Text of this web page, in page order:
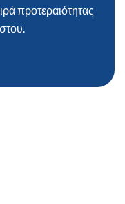
προτεραιότητας